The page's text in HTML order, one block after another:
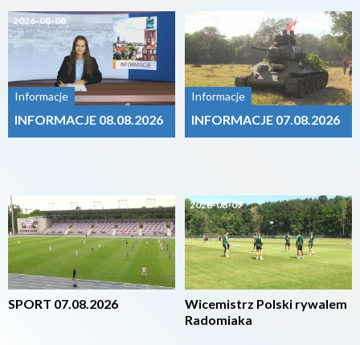
2026-08-08
Informacje
INFORMACJE 08.08.2026
2026-08-07
SPORT 07.08.2026
Informacje
INFORMACJE 07.08.2026
2026-08-07
Wicemistrz Polski rywalem
Radomiaka